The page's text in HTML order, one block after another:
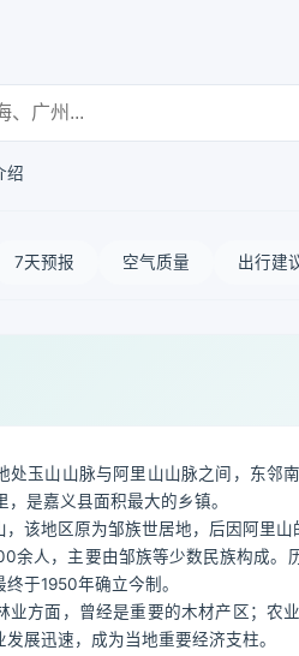
绍
7天预报 空气质量 出行建
处玉山山脉与阿里山山脉之间，东
是嘉义县面积最大的乡镇。
该地区原为邹族世居地，后因阿里山
余人，主要由邹族等少数民族构成
于1950年确立今制。
业方面，曾经是重要的木材产区；农
展迅速，成为当地重要经济支柱。